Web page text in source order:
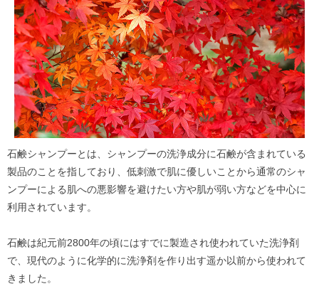
石鹸シャンプーとは、シャンプーの洗浄成分に石鹸が含まれている
製品のことを指しており、低刺激で肌に優しいことから通常のシャ
ンプーによる肌への悪影響を避けたい方や肌が弱い方などを中心に
利用されています。
石鹸は紀元前2800年の頃にはすでに製造され使われていた洗浄剤
で、現代のように化学的に洗浄剤を作り出す遥か以前から使われて
きました。